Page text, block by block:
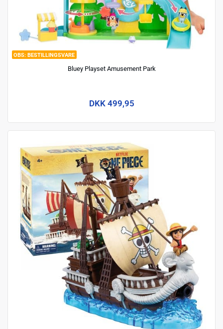
BESTILLINGSVARE
Bluey Playset Amusement Park
DKK 499,95